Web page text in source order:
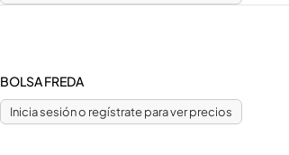
BOLSA FREDA
Inicia sesión o regístrate para ver precios